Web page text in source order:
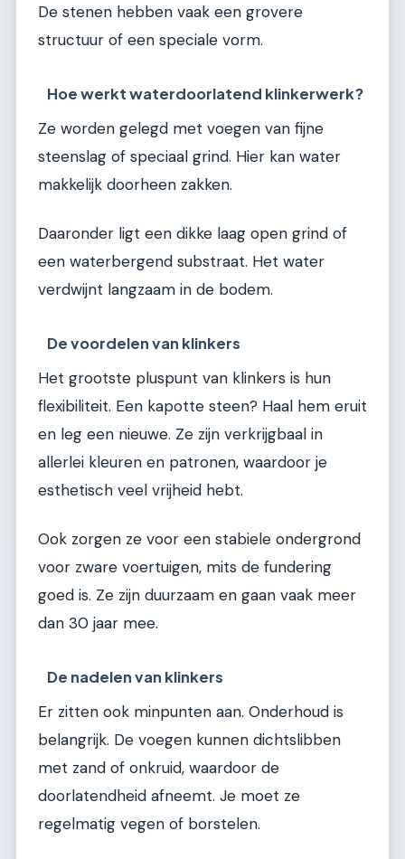
De stenen hebben vaak een grovere
structuur of een speciale vorm.
Hoe werkt waterdoorlatend klinkerwerk?
Ze worden gelegd met voegen van fijne
steenslag of speciaal grind. Hier kan water
makkelijk doorheen zakken.
Daaronder ligt een dikke laag open grind of
een waterbergend substraat. Het water
verdwijnt langzaam in de bodem.
De voordelen van klinkers
Het grootste pluspunt van klinkers is hun
flexibiliteit. Een kapotte steen? Haal hem eruit
en leg een nieuwe. Ze zijn verkrijgbaal in
allerlei kleuren en patronen, waardoor je
esthetisch veel vrijheid hebt.
Ook zorgen ze voor een stabiele ondergrond
voor zware voertuigen, mits de fundering
goed is. Ze zijn duurzaam en gaan vaak meer
dan 30 jaar mee.
De nadelen van klinkers
Er zitten ook minpunten aan. Onderhoud is
belangrijk. De voegen kunnen dichtslibben
met zand of onkruid, waardoor de
doorlatendheid afneemt. Je moet ze
regelmatig vegen of borstelen.